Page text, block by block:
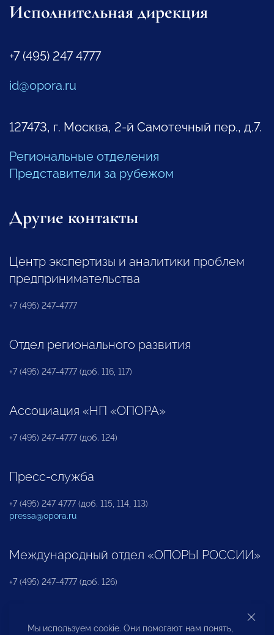
Исполнительная дирекция
+7 (495) 247 4777
id@opora.ru
127473, г. Москва, 2-й Самотечный пер., д.7.
Региональные отделения
Представители за рубежом
Другие контакты
Центр экспертизы и аналитики проблем
предпринимательства
+7 (495) 247-4777
Отдел регионального развития
+7 (495) 247-4777 (доб. 116, 117)
Ассоциация «НП «ОПОРА»
+7 (495) 247-4777 (доб. 124)
Пресс-служба
+7 (495) 247 4777 (доб. 115, 114, 113)
pressa@opora.ru
Международный отдел «ОПОРЫ РОССИИ»
+7 (495) 247-4777 (доб. 126)
Бюро по защите прав предпринимателей и
Мы используем cookie. Они помогают нам понять,